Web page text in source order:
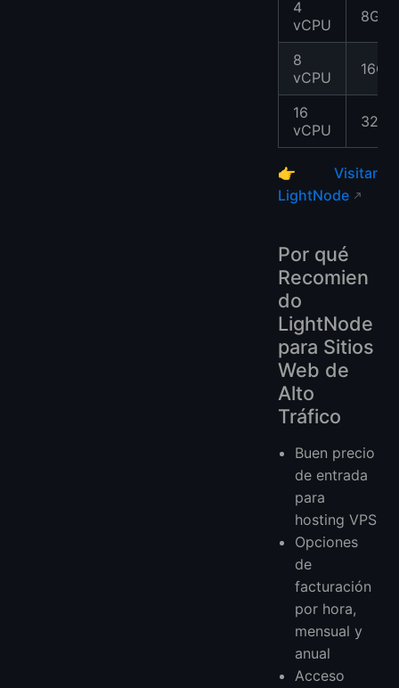
4
vCPU
8GB
8
vCPU
16GB
16
vCPU
32GB
👉 Visitar
LightNode
Por qué
Recomien
do
LightNode
para Sitios
Web de
Alto
Tráfico
Buen precio
de entrada
para
hosting VPS
Opciones
de
facturación
por hora,
mensual y
anual
Acceso